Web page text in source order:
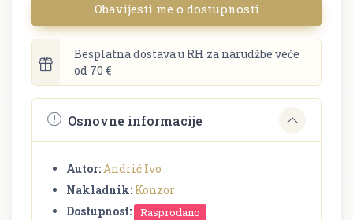
Obavijesti me o dostupnosti
Besplatna dostava u RH za narudžbe veće
od 70 €
Osnovne informacije
Autor:Andrić Ivo
Nakladnik: Konzor
Dostupnost:
Rasprodano